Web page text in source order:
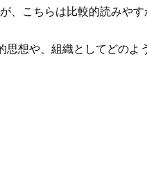
こちらは比較的読みやす
想や、組織としてどのよ